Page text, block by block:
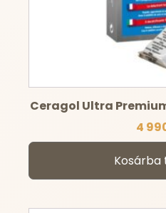
Ceragol Ultra
4
Kosárba